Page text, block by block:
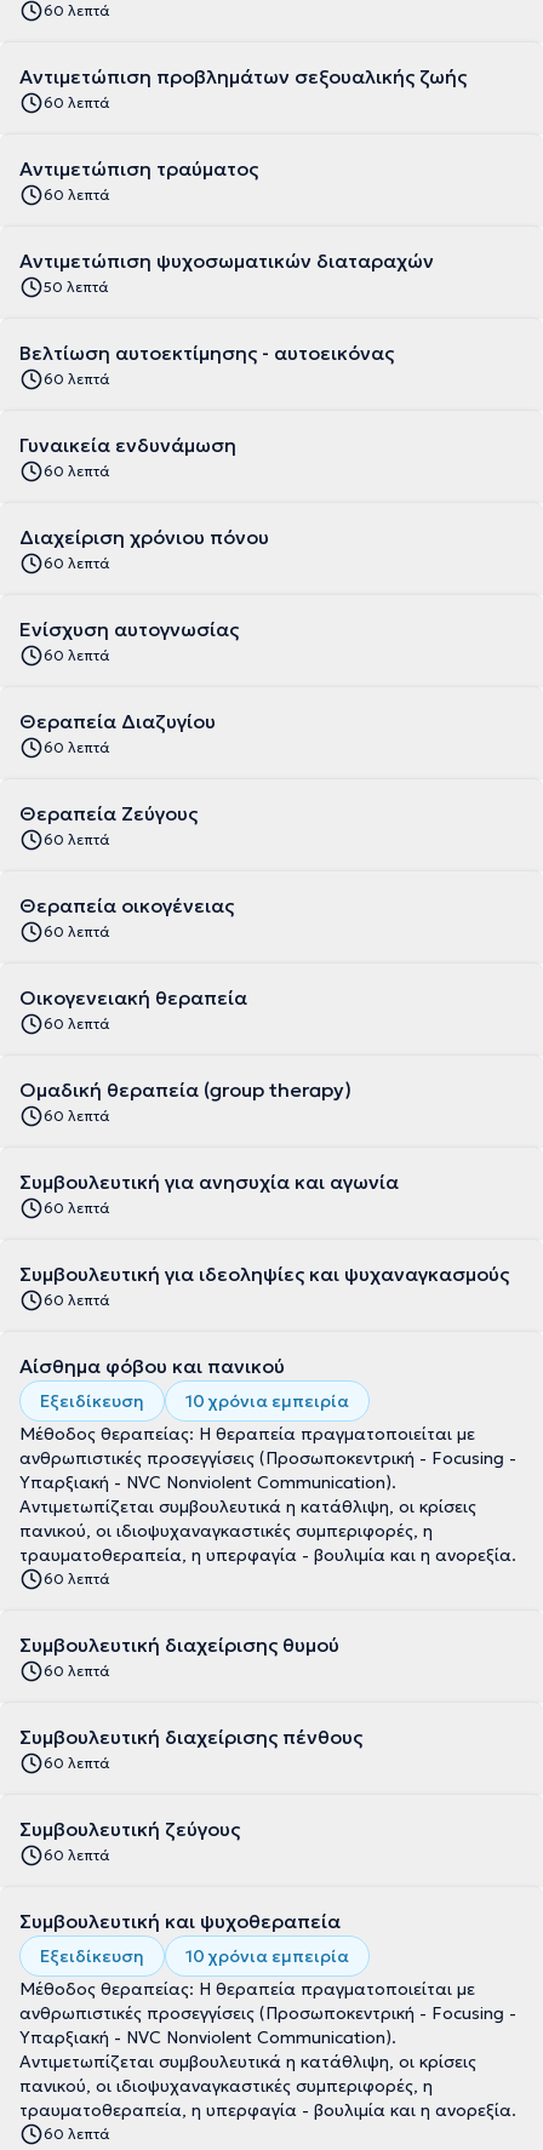
60 λεπτά
Αντιμετώπιση προβλημάτων σεξουαλικής ζωής
60 λεπτά
Αντιμετώπιση τραύματος
60 λεπτά
Αντιμετώπιση ψυχοσωματικών διαταραχών
50 λεπτά
Βελτίωση αυτοεκτίμησης - αυτοεικόνας
60 λεπτά
Γυναικεία ενδυνάμωση
60 λεπτά
Διαχείριση χρόνιου πόνου
60 λεπτά
Ενίσχυση αυτογνωσίας
60 λεπτά
Θεραπεία Διαζυγίου
60 λεπτά
Θεραπεία Ζεύγους
60 λεπτά
Θεραπεία οικογένειας
60 λεπτά
Οικογενειακή θεραπεία
60 λεπτά
Ομαδική θεραπεία (group therapy)
60 λεπτά
Συμβουλευτική για ανησυχία και αγωνία
60 λεπτά
Συμβουλευτική για ιδεοληψίες και ψυχαναγκασμούς
60 λεπτά
Αίσθημα φόβου και πανικού
Εξειδίκευση
10 χρόνια εμπειρία
Μέθοδος θεραπείας: Η θεραπεία πραγματοποιείται με
ανθρωπιστικές προσεγγίσεις (Προσωποκεντρική - Focusing -
Υπαρξιακή - NVC Nonviolent Communication).
Αντιμετωπίζεται συμβουλευτικά η κατάθλιψη, οι κρίσεις
πανικού, οι ιδιοψυχαναγκαστικές συμπεριφορές, η
τραυματοθεραπεία, η υπερφαγία - βουλιμία και η ανορεξία.
60 λεπτά
Συμβουλευτική διαχείρισης θυμού
60 λεπτά
Συμβουλευτική διαχείρισης πένθους
60 λεπτά
Συμβουλευτική ζεύγους
60 λεπτά
Συμβουλευτική και ψυχοθεραπεία
Εξειδίκευση
10 χρόνια εμπειρία
Μέθοδος θεραπείας: Η θεραπεία πραγματοποιείται με
ανθρωπιστικές προσεγγίσεις (Προσωποκεντρική - Focusing -
Υπαρξιακή - NVC Nonviolent Communication).
Αντιμετωπίζεται συμβουλευτικά η κατάθλιψη, οι κρίσεις
πανικού, οι ιδιοψυχαναγκαστικές συμπεριφορές, η
τραυματοθεραπεία, η υπερφαγία - βουλιμία και η ανορεξία.
60 λεπτά